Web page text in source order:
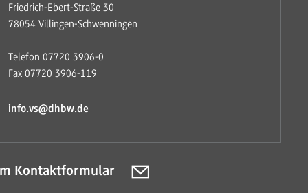
Friedrich-Ebert-Straße 30
78054 Villingen-Schwenningen
Telefon 07720 3906-0
Fax 07720 3906-119
info.vs@dhbw.de
Kontaktformular